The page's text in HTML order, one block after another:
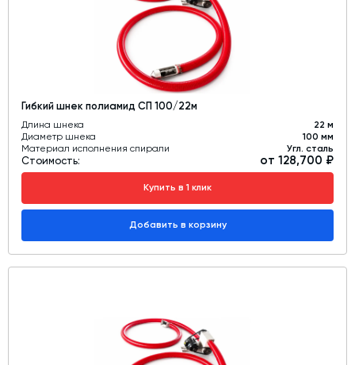
Гибкий шнек полиамид СП 100/22м
Длина шнека
22 м
Диаметр шнека
100 мм
Материал исполнения спирали
Угл. сталь
Стоимость: от 128,700 ₽
Купить в 1 клик
Добавить в корзину